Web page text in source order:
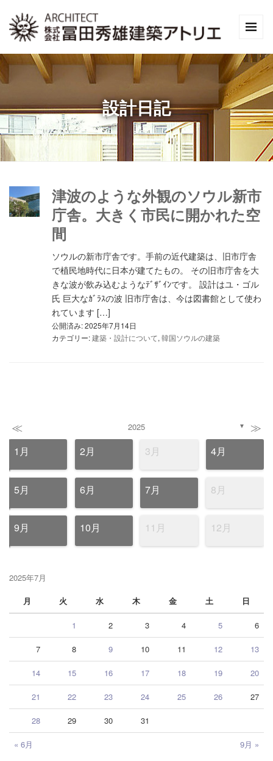
設計日記
津波のような外観のソウル新市
庁舎。大きく市民に開かれた空
間
ソウルの新市庁舎です。手前の近代建築は、旧市庁舎
で植民地時代に日本が建てたもの。 その旧市庁舎を大
きな波が飲み込むようなﾃﾞｻﾞｲﾝです。 設計はユ・ゴル
氏 巨大なｶﾞﾗｽの波 旧市庁舎は、今は図書館として使わ
れています […]
公開済み: 2025年7月14日
カテゴリー:建築・設計について, 韓国ソウルの建築
≪ 2025 ▼ ≫
1月 2月 3月 4月
5月 6月 7月 8月
9月 10月 11月 12月
2025年7月
月
火 水 木 金 土 日
« 6月 9月 »
1 2 3 4 5 6
7 8 9 10 11 12 13
14 15 16 17 18 19 20
21 22 23 24 25 26 27
28 29 30 31